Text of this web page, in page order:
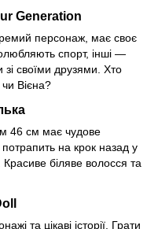
Generation
персонаж, має своє
спорт, інші —
зі своїми друзями. Хто
Вієна?
46 см має чудове
на крок назад у
Красиве біляве волосся та
та цікаві історії. Грати